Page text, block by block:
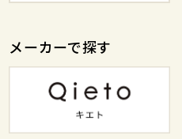
メーカーで探す